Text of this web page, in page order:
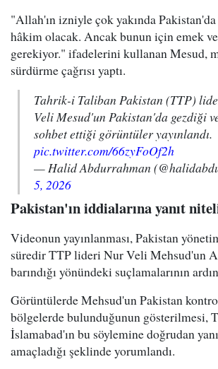
"Allah'ın izniyle çok yakında
hâkim olacak. Ancak bunun için emek
gerekiyor." ifadelerini kullanan Mesud,
sürdürme çağrısı yaptı.
Tahrik-i Taliban Pakistan (TTP)
Veli Mesud'un Pakistan'da gezdiği
sohbet ettiği görüntüler yayınlandı.
pic.twitter.com/66zyFoOf2h
— Halid Abdurrahman
5, 2026
Pakistan'ın iddialarına yanıt
Videonun yayınlanması, Pakistan
süredir TTP lideri Nur Veli Mehsud'un
barındığı yönündeki suçlamalarının
Görüntülerde Mehsud'un Pakistan
bölgelerde bulunduğunun gösterilmesi,
İslamabad'ın bu söylemine doğrudan
amaçladığı şeklinde yorumlandı.